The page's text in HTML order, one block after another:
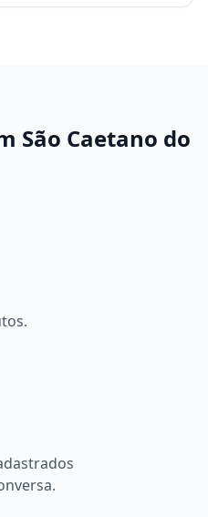
São Caetano do